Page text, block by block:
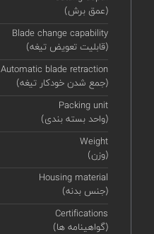
(عمق برش)
Blade change capability
(قابلیت تعویض تیغه)
Automatic blade retraction
(جمع شدن خودکار تیغه)
Packing unit
(واحد بسته بندی)
Weight
(وزن)
Housing material
(جنس بدنه)
Certifications
(گواهینامه ها)